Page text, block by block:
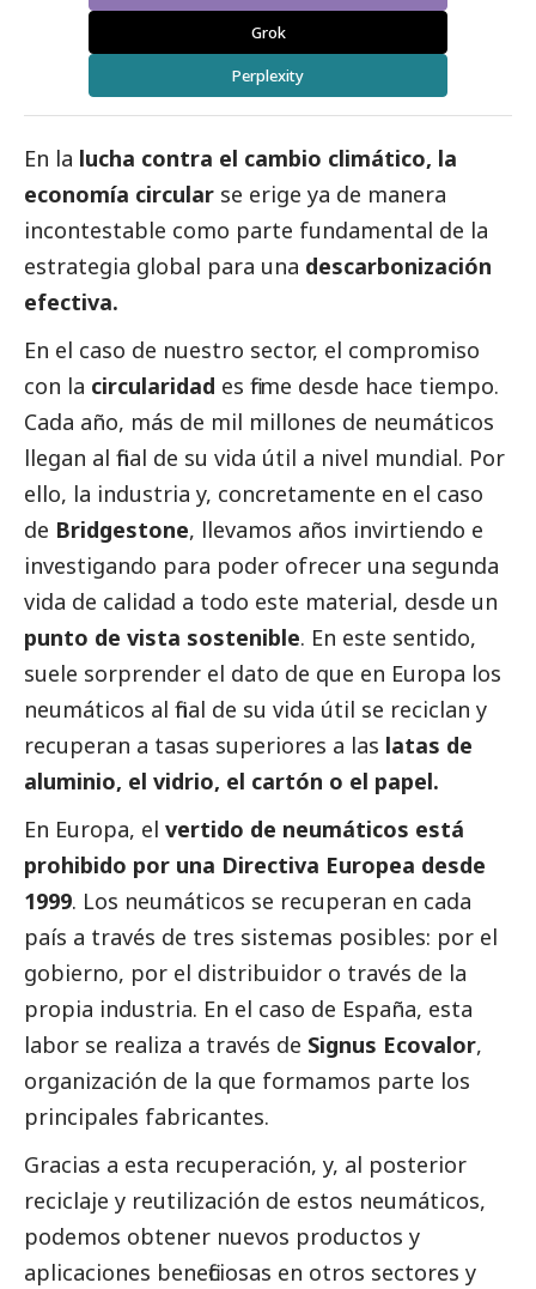
Grok
Perplexity
En la lucha contra el cambio climático, la
economía circular se erige ya de manera
incontestable como parte fundamental de la
estrategia global para una descarbonización
efectiva.
En el caso de nuestro sector, el compromiso
con la circularidad es firme desde hace tiempo.
Cada año, más de mil millones de neumáticos
llegan al final de su vida útil a nivel mundial. Por
ello, la industria y, concretamente en el caso
de Bridgestone, llevamos años invirtiendo e
investigando para poder ofrecer una segunda
vida de calidad a todo este material, desde un
punto de vista sostenible. En este sentido,
suele sorprender el dato de que en Europa los
neumáticos al final de su vida útil se reciclan y
recuperan a tasas superiores a las latas de
aluminio, el vidrio, el cartón o el papel.
En Europa, el vertido de neumáticos está
prohibido por una Directiva Europea desde
1999. Los neumáticos se recuperan en cada
país a través de tres sistemas posibles: por el
gobierno, por el distribuidor o través de la
propia industria. En el caso de España, esta
labor se realiza a través de Signus Ecovalor,
organización de la que formamos parte los
principales fabricantes.
Gracias a esta recuperación, y, al posterior
reciclaje y reutilización de estos neumáticos,
podemos obtener nuevos productos y
aplicaciones beneficiosas en otros sectores y